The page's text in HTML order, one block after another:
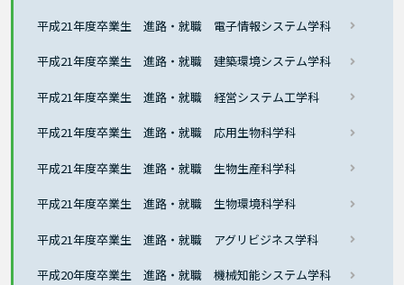
平成21年度卒業生 進路・就職 電子情報システム学科
平成21年度卒業生 進路・就職 建築環境システム学科
平成21年度卒業生 進路・就職 経営システム工学科
平成21年度卒業生 進路・就職 応用生物科学科
平成21年度卒業生 進路・就職 生物生産科学科
平成21年度卒業生 進路・就職 生物環境科学科
平成21年度卒業生 進路・就職 アグリビジネス学科
平成20年度卒業生 進路・就職 機械知能システム学科